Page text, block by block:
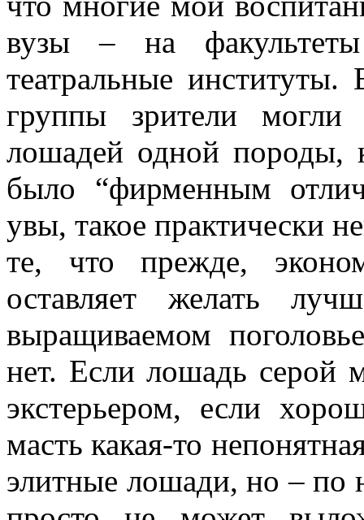
вузы – на
театральные институты.
группы зрители
лошадей одной породы,
было “фирменным
увы, такое практически
те, что прежде,
оставляет желать
выращиваемом
нет. Если лошадь серой
экстерьером, если
масть какая-то
элитные лошади, но – по